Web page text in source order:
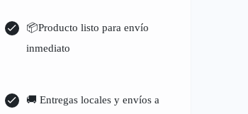
📦Producto listo para envío
inmediato
🚚 Entregas locales y envíos a